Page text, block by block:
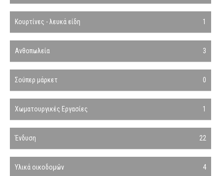
Κουρτίνες - λευκά είδη 1
Ανθοπωλεία 3
Σούπερ μάρκετ 0
Χωματουργικές Εργασίες 1
Ένδυση 22
Υλικά οικοδομών 4